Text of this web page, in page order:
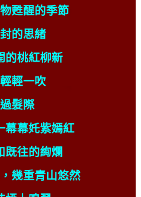
甦醒的季節
的思緒
的桃紅柳新
輕一吹
髮際
幕幕奼紫嫣紅
既往的絢爛
幾重青山悠然